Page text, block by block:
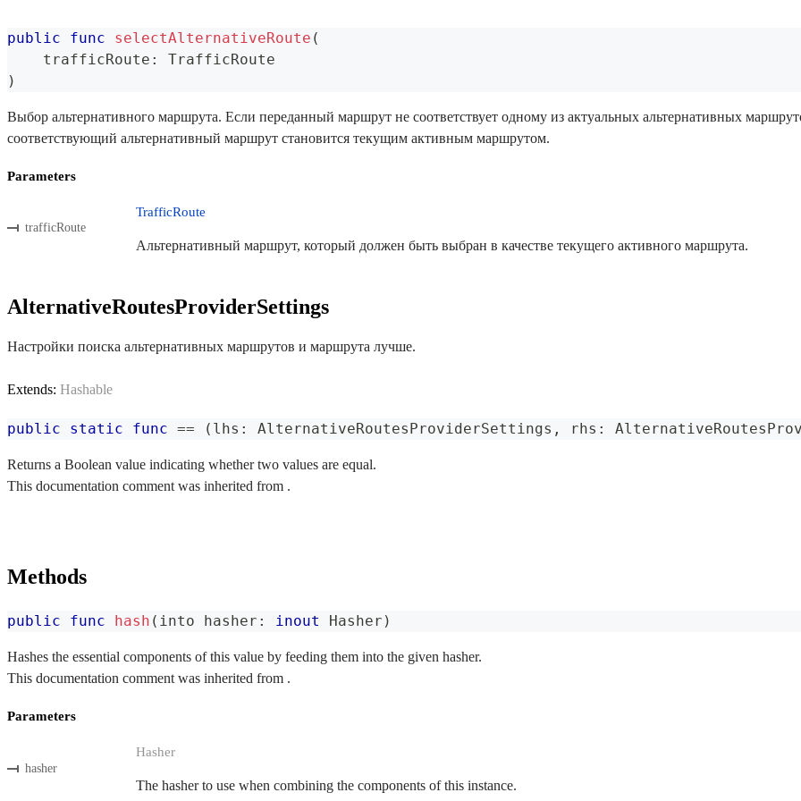
public func selectAlternativeRoute (
    trafficRoute
:
TrafficRoute
)
Выбор альтернативного маршрута. Если переданный маршрут не соответствует одному из актуальных альтернативных
соответствующий альтернативный маршрут становится текущим активным маршрутом.
Parameters
trafficRoute
TrafficRoute
Альтернативный маршрут, который должен быть выбран в качестве текущего активного маршрута.
AlternativeRoutesProviderSettings
Настройки поиска альтернативных маршрутов и маршрута лучше.
Extends: Hashable
public static func == ( lhs : AlternativeRoutesProviderSettings , rhs :
Returns a Boolean value indicating whether two values are equal.
This documentation comment was inherited from .
Methods
public func hash ( into hasher : inout Hasher )
Hashes the essential components of this value by feeding them into the given hasher.
This documentation comment was inherited from .
Parameters
hasher
Hasher
The hasher to use when combining the components of this instance.